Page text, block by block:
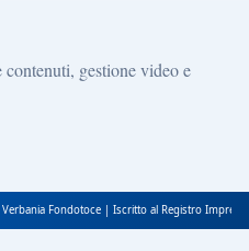
gestione video e
Fondotoce | Iscritto al Registro Imprese